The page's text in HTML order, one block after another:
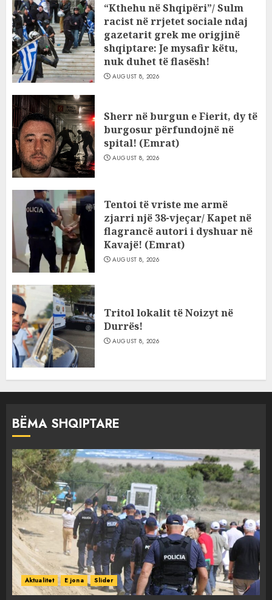
“Kthehu në Shqipëri”/ Sulm
racist në rrjetet sociale ndaj
gazetarit grek me origjinë
shqiptare: Je mysafir këtu,
nuk duhet të flasësh!
AUGUST 8, 2026
Sherr në burgun e Fierit, dy të
burgosur përfundojnë në
spital! (Emrat)
AUGUST 8, 2026
Tentoi të vriste me armë
zjarri një 38-vjeçar/ Kapet në
flagrancë autori i dyshuar në
Kavajë! (Emrat)
AUGUST 8, 2026
Tritol lokalit të Noizyt në
Durrës!
AUGUST 8, 2026
BËMA SHQIPTARE
Aktualitet E jona Slider